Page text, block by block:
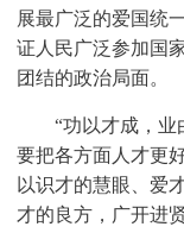
展最广泛的爱国统
证人民广泛参加国
团结的政治局面。
“功以才成，业
要把各方面人才更
以识才的慧眼、爱
才的良方，广开进